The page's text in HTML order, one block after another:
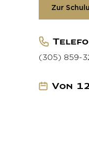
Zur
(305) 859-
Von